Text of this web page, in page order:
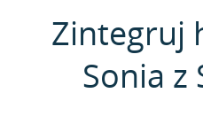
Zintegruj
Sonia z